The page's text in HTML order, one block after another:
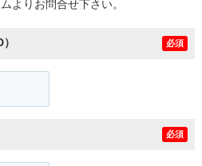
よりお問合せ下さい。
必須
必須